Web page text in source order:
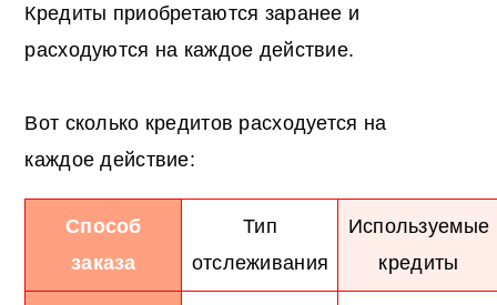
Кредиты приобретаются заранее и
расходуются на каждое действие.
Вот сколько кредитов расходуется на
каждое действие:
Способ
заказа
Тип
отслеживания
Используемые
кредиты